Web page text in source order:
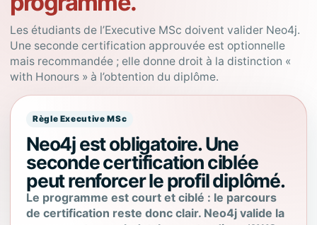
Les étudiants de l’Executive MSc doivent valider Neo4j.
Une seconde certification approuvée est optionnelle
mais recommandée ; elle donne droit à la distinction «
with Honours » à l’obtention du diplôme.
Règle Executive MSc
Neo4j est obligatoire. Une
seconde certification ciblée
peut renforcer le profil diplômé.
Le programme est court et ciblé : le parcours
de certification reste donc clair. Neo4j valide la